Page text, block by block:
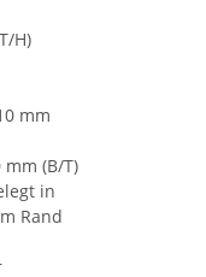
H)
mm
(B/T)
in
Rand